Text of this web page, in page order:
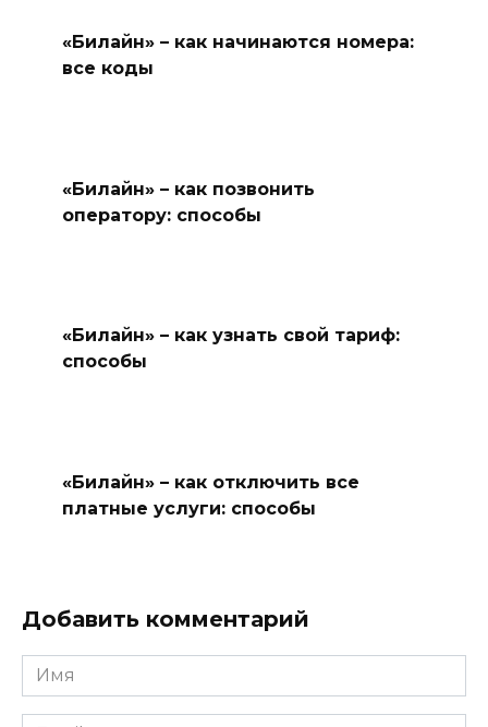
«Билайн» – как начинаются номера:
все коды
«Билайн» – как позвонить
оператору: способы
«Билайн» – как узнать свой тариф:
способы
«Билайн» – как отключить все
платные услуги: способы
Добавить комментарий
Имя
*